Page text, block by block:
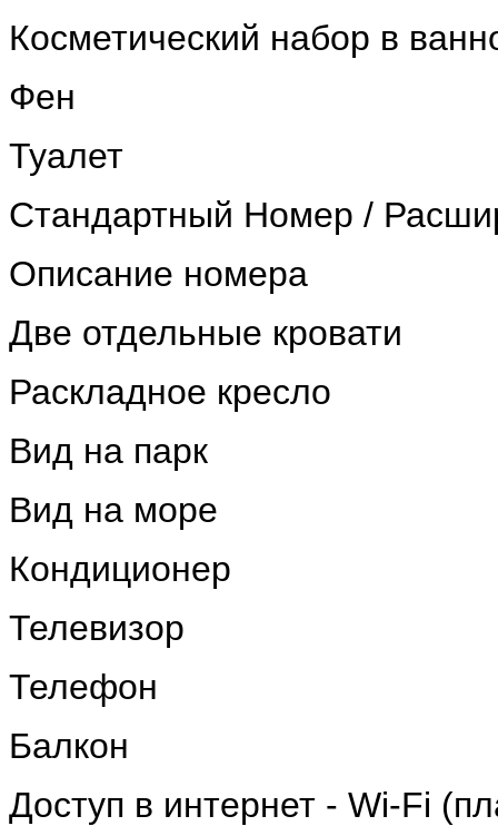
Косметический набор в
Фен
Туалет
Стандартный Номер /
Описание номера
Две отдельные кровати
Раскладное кресло
Вид на парк
Вид на море
Кондиционер
Телевизор
Телефон
Балкон
Доступ в интернет - Wi-Fi